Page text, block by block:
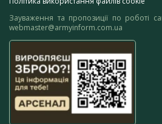
Зауваження та пропозиції по роботі
webmaster@armyinform.com.ua